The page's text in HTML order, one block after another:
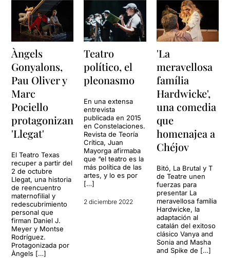
Àngels
Gonyalons,
Pau Oliver y
Marc
Pociello
protagonizan
'Llegat'
El Teatro Texas
recuper a partir del
2 de octubre
Llegat, una historia
de reencuentro
maternofilial y
redescubrimiento
personal que
firman Daniel J.
Meyer y Montse
Rodríguez.
Protagonizada por
Àngels […]
Teatro
político, el
pleonasmo
En una extensa
entrevista
publicada en 2015
en Constelaciones.
Revista de Teoría
Crítica, Juan
Mayorga afirmaba
que “el teatro es la
más política de las
artes, y lo es por
[…]
2 diciembre 2022
'La
meravellosa
família
Hardwicke',
una comedia
que
homenajea a
Chéjov
Bitó, La Brutal y T
de Teatre unen
fuerzas para
presentar La
meravellosa família
Hardwicke, la
adaptación al
catalán del exitoso
clásico Vanya and
Sonia and Masha
and Spike de […]